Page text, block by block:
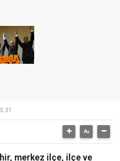
merkez ilçe, ilçe ve